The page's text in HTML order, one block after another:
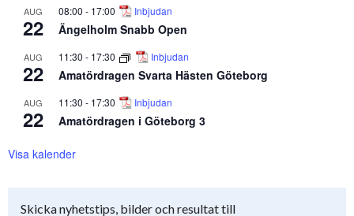
AUG
22
08:00 - 17:00 Inbjudan
Ängelholm Snabb Open
AUG
22
11:30 - 17:30 Inbjudan
Amatördragen Svarta Hästen Göteborg
AUG
22
11:30 - 17:30 Inbjudan
Amatördragen i Göteborg 3
Visa kalender
Skicka nyhetstips, bilder och resultat till